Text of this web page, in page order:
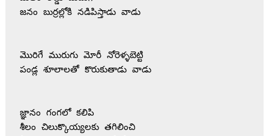
జనం బుర్రల్లోకి నడిపిస్తాడు వాడు
మొరిగే మురుగు మోరీ నోరెళ్ళబెట్టి
పండ్ల శూలాలతో కొరుకుతాడు వాడు
జ్ఞానం గంగలో కలిపి
శీలం చిలుక్కొయ్యలకు తగిలించి